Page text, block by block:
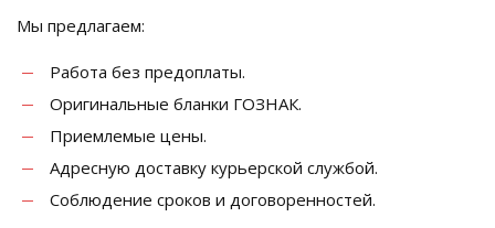
Мы предлагаем:
Работа без предоплаты.
Оригинальные бланки ГОЗНАК.
Приемлемые цены.
Адресную доставку курьерской службой.
Соблюдение сроков и договоренностей.